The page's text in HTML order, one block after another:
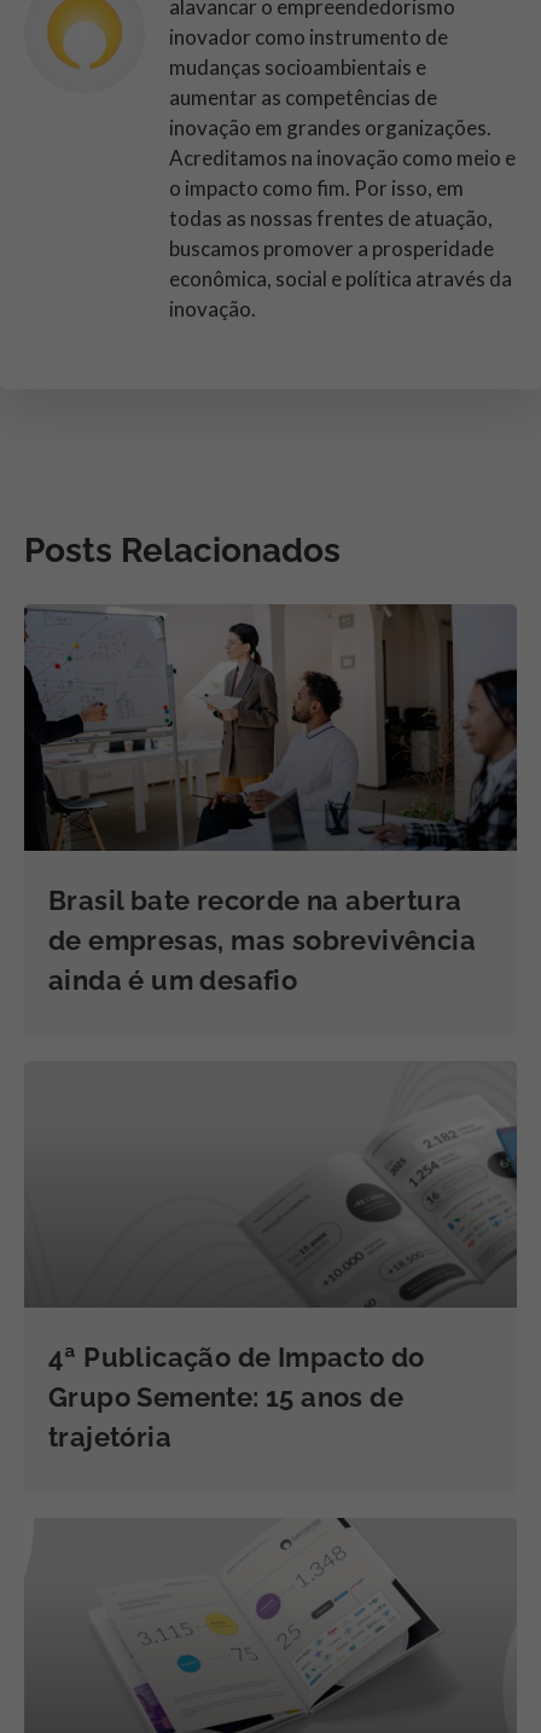
alavancar o empreendedorismo
inovador como instrumento de
mudanças socioambientais e
aumentar as competências de
inovação em grandes organizações.
Acreditamos na inovação como meio e
o impacto como fim. Por isso, em
todas as nossas frentes de atuação,
buscamos promover a prosperidade
econômica, social e política através da
inovação.
Posts Relacionados
Brasil bate recorde na abertura
de empresas, mas sobrevivência
ainda é um desafio
4ª Publicação de Impacto do
Grupo Semente: 15 anos de
trajetória